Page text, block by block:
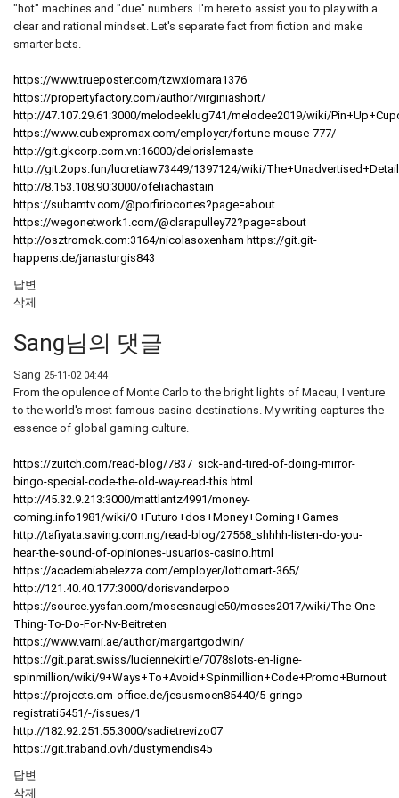
"hot" machines and "due" numbers. I'm here to assist you to play with a
clear and rational mindset. Let's separate fact from fiction and make
smarter bets.
https://www.trueposter.com/tzwxiomara1376
https://propertyfactory.com/author/virginiashort/
http://47.107.29.61:3000/melodeeklug741/melodee2019/wiki/
https://www.cubexpromax.com/employer/fortune-mouse-777/
http://git.gkcorp.com.vn:16000/delorislemaste
http://git.2ops.fun/lucretiaw73449/1397124/wiki/
http://8.153.108.90:3000/ofeliachastain
https://subamtv.com/@porfiriocortes?page=about
https://wegonetwork1.com/@clarapulley72?page=about
http://osztromok.com:3164/nicolasoxenham https://git.git-
happens.de/janasturgis843
답변
삭제
Sang님의 댓글
Sang 25-11-02 04:44
From the opulence of Monte Carlo to the bright lights of Macau, I venture
to the world's most famous casino destinations. My writing captures the
essence of global gaming culture.
https://zuitch.com/read-blog/7837_sick-and-tired-of-doing-mirror-
bingo-special-code-the-old-way-read-this.html
http://45.32.9.213:3000/mattlantz4991/money-
coming.info1981/wiki/O+Futuro+dos+Money+Coming+Games
http://tafiyata.saving.com.ng/read-blog/27568_shhhh-listen-do-you-
hear-the-sound-of-opiniones-usuarios-casino.html
https://academiabelezza.com/employer/lottomart-365/
http://121.40.40.177:3000/dorisvanderpoo
https://source.yysfan.com/mosesnaugle50/moses2017/wiki/The-One-
Thing-To-Do-For-Nv-Beitreten
https://www.varni.ae/author/margartgodwin/
https://git.parat.swiss/luciennekirtle/7078slots-en-ligne-
spinmillion/wiki/9+Ways+To+Avoid+Spinmillion+Code+Promo+Burnout
https://projects.om-office.de/jesusmoen85440/5-gringo-
registrati5451/-/issues/1
http://182.92.251.55:3000/sadietrevizo07
https://git.traband.ovh/dustymendis45
답변
삭제